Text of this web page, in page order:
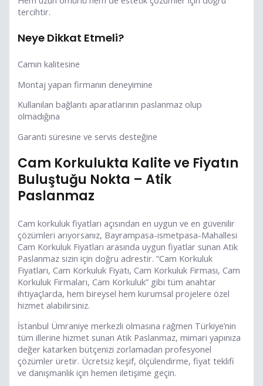
tercihtir.
Neye Dikkat Etmeli?
Camın kalitesine
Montaj yapan firmanın deneyimine
Kullanılan bağlantı aparatlarının paslanmaz olup
olmadığına
Garanti süresine ve servis desteğine
Cam Korkulukta Kalite ve Fiyatın
Buluştuğu Nokta – Atik
Paslanmaz
Cam korkuluk fiyatları açısından en uygun ve en güvenilir
çözümleri arıyorsanız, Bayrampasa-ismetpasa-Mahallesi
Cam Korkuluk Fiyatları arasında uygun fiyatlar sunan Atik
Paslanmaz sizin için doğru adrestir. “Cam Korkuluk
Fiyatları, Cam Korkuluk Fiyatı, Cam Korkuluk Firması, Cam
Korkuluk Firmaları, Cam Korkuluk” gibi tüm anahtar
ihtiyaçlarda, hem bireysel hem kurumsal projelere özel
hizmet alabilirsiniz.
İstanbul Ümraniye merkezli olmasına rağmen Türkiye’nin
tüm illerine hizmet sunan Atik Paslanmaz, mimari yapınıza
değer katarken bütçenizi zorlamadan profesyonel
çözümler üretir. Ücretsiz keşif, ölçülendirme, fiyat teklifi
ve danışmanlık için hemen iletişime geçin.